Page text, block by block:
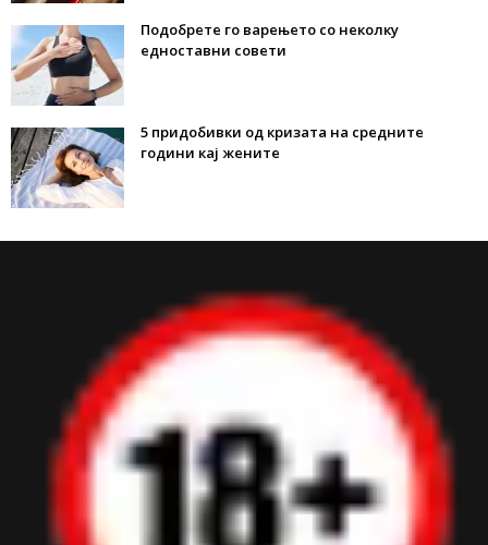
Подобрете го варењето со неколку
едноставни совети
5 придобивки од кризата на средните
години кај жените